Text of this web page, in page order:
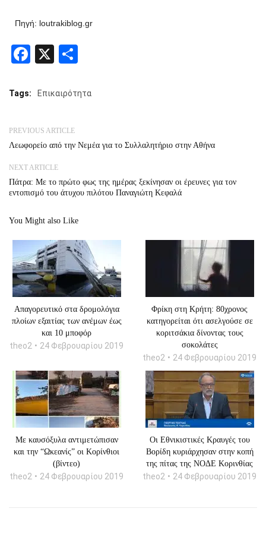
Πηγή: loutrakiblog.gr
Facebook
X
Tags: Επικαιρότητα
PREVIOUS ARTICLE
Λεωφορείο από την Νεμέα για το Συλλαλητήριο στην Αθήνα
NEXT ARTICLE
Πάτρα: Με το πρώτο φως της ημέρας ξεκίνησαν οι έρευνες για τον
εντοπισμό του άτυχου πιλότου Παναγιώτη Κεφαλά
You Might also Like
Απαγορευτικό στα δρομολόγια
πλοίων εξαιτίας των ανέμων έως
και 10 μποφόρ
theo2 24 Φεβρουαρίου 2019
Φρίκη στη Κρήτη: 80χρονος
κατηγορείται ότι ασελγούσε σε
κοριτσάκια δίνοντας τους
σοκολάτες
theo2 24 Φεβρουαρίου 2019
Με καυσόξυλα αντιμετώπισαν
και την “Ωκεανίς” οι Κορίνθιοι
(βίντεο)
theo2 24 Φεβρουαρίου 2019
Οι Εθνικιστικές Κραυγές του
Βορίδη κυριάρχησαν στην κοπή
της πίτας της ΝΟΔΕ Κορινθίας
theo2 24 Φεβρουαρίου 2019